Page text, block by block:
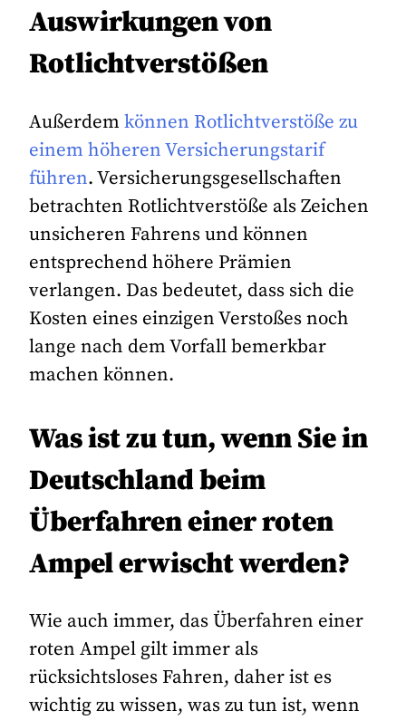
Auswirkungen von
Rotlichtverstößen
Außerdem können Rotlichtverstöße zu
einem höheren Versicherungstarif
führen. Versicherungsgesellschaften
betrachten Rotlichtverstöße als Zeichen
unsicheren Fahrens und können
entsprechend höhere Prämien
verlangen. Das bedeutet, dass sich die
Kosten eines einzigen Verstoßes noch
lange nach dem Vorfall bemerkbar
machen können.
Was ist zu tun, wenn Sie in
Deutschland beim
Überfahren einer roten
Ampel erwischt werden?
Wie auch immer, das Überfahren einer
roten Ampel gilt immer als
rücksichtsloses Fahren, daher ist es
wichtig zu wissen, was zu tun ist, wenn